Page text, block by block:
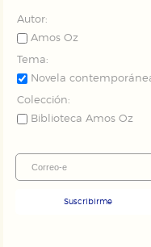
Autor:
Amos Oz
Tema:
Novela
Colección:
Biblioteca Amos Oz
Suscribirme